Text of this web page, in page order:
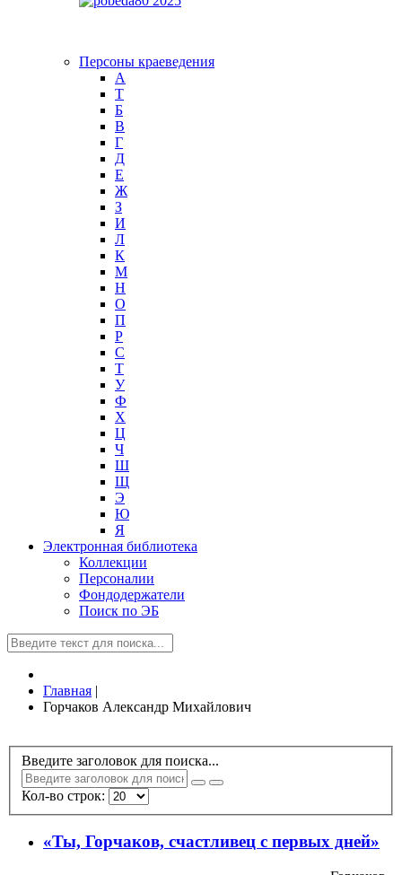
Персоны краеведения
А
T
Б
В
Г
Д
Е
Ж
З
И
Л
К
М
Н
О
П
Р
С
Т
У
Ф
Х
Ц
Ч
Ш
Щ
Э
Ю
Я
Электронная библиотека
Коллекции
Персоналии
Фондодержатели
Поиск по ЭБ
Главная |
Горчаков Александр Михайлович
Введите заголовок для поиска...
Кол-во строк:
«Ты, Горчаков, счастливец с первых дней»